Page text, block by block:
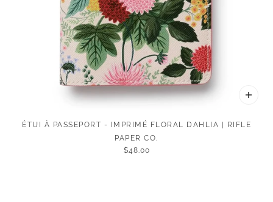
ÉTUI À PASSEPORT - IMPRIMÉ FLORAL DAHLIA | RIFLE
PAPER CO.
$48.00